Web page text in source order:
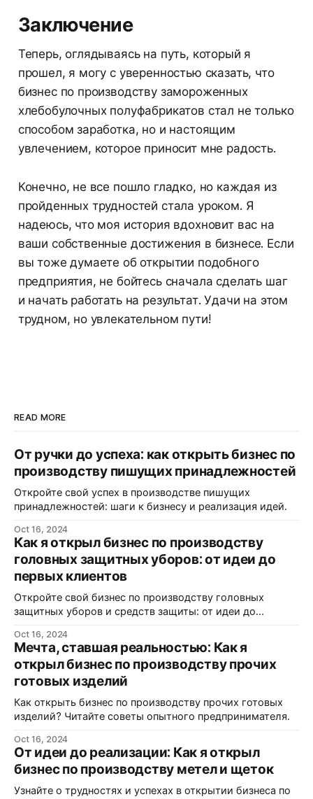
Заключение
Теперь, оглядываясь на путь, который я
прошел, я могу с уверенностью сказать, что
бизнес по производству замороженных
хлебобулочных полуфабрикатов стал не только
способом заработка, но и настоящим
увлечением, которое приносит мне радость.
Конечно, не все пошло гладко, но каждая из
пройденных трудностей стала уроком. Я
надеюсь, что моя история вдохновит вас на
ваши собственные достижения в бизнесе. Если
вы тоже думаете об открытии подобного
предприятия, не бойтесь сначала сделать шаг
и начать работать на результат. Удачи на этом
трудном, но увлекательном пути!
READ MORE
От ручки до успеха: как открыть бизнес по
производству пишущих принадлежностей
Откройте свой успех в производстве пишущих
принадлежностей: шаги к бизнесу и реализация идей.
Oct 16, 2024
Как я открыл бизнес по производству
головных защитных уборов: от идеи до
первых клиентов
Откройте свой бизнес по производству головных
защитных уборов и средств защиты: от идеи до
Oct 16, 2024
Мечта, ставшая реальностью: Как я
открыл бизнес по производству прочих
готовых изделий
Как открыть бизнес по производству прочих готовых
изделий? Читайте советы опытного предпринимателя.
Oct 16, 2024
От идеи до реализации: Как я открыл
бизнес по производству метел и щеток
Узнайте о трудностях и успехах в открытии бизнеса по